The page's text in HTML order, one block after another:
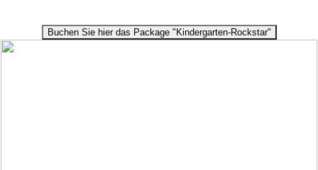
Buchen Sie hier das Package "Kindergarten-Rockstar"